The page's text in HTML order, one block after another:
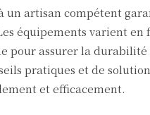
un artisan compétent
équipements varient en
pour assurer la
pratiques et de
et efficacement.